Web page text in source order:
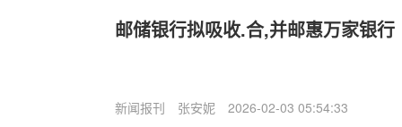
邮储银行拟吸收.合,并邮惠万家银行
新闻报刊 张安妮 2026-02-03 05:54:33